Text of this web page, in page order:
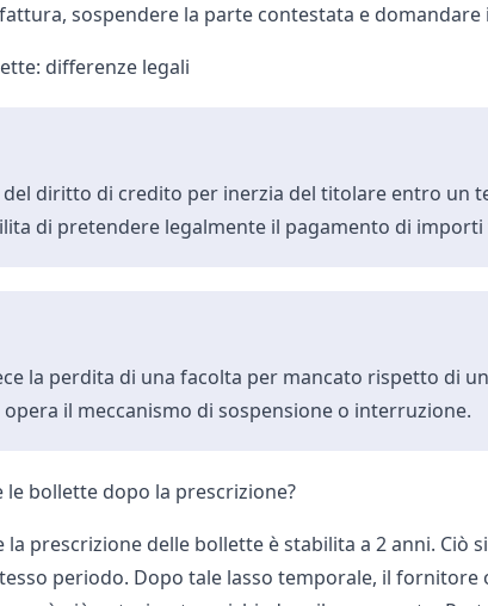
sospendere la parte contestata e
differenze legali
diritto di credito per inerzia del titolare entro un
di pretendere legalmente il pagamento di
la perdita di una facolta per mancato rispetto di
il meccanismo di sospensione o interruzione.
bollette dopo la prescrizione?
la prescrizione delle bollette è stabilita a 2 anni. Ciò
periodo. Dopo tale lasso temporale, il fornitore